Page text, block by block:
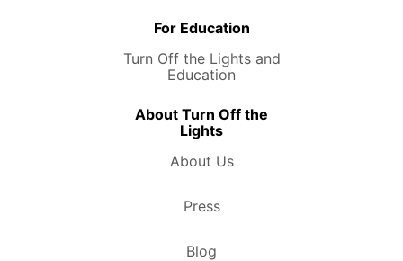
For Education
Turn Off the Lights and
Education
About Turn Off the
Lights
About Us
Press
Blog